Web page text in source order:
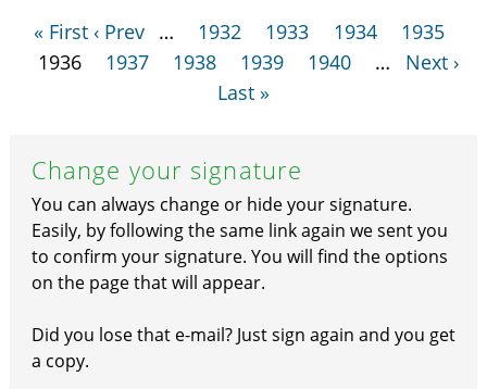
« First ‹ Prev … 1932 1933 1934
1935
1936
1937 1938 1939 1940 …
Next ›
Last »
Change your signature
You can always change or hide your signature.
Easily, by following the same link again we sent you
to confirm your signature. You will find the options
on the page that will appear.
Did you lose that e-mail? Just sign again and you get
a copy.